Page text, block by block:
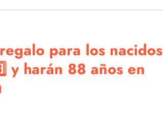
para los nacidos
88 años en